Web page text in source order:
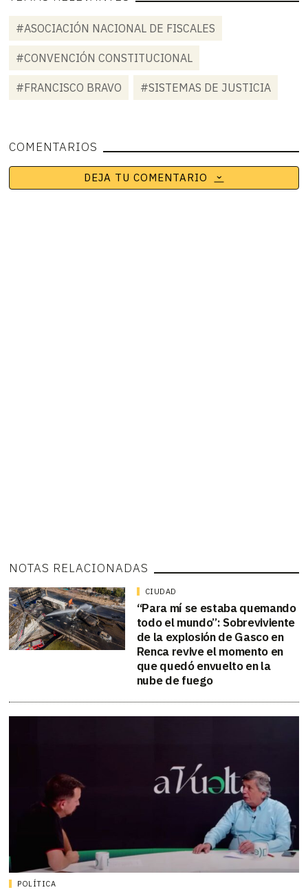
#ASOCIACIÓN NACIONAL DE FISCALES
#CONVENCIÓN CONSTITUCIONAL
#FRANCISCO BRAVO #SISTEMAS DE JUSTICIA
COMENTARIOS
DEJA TU COMENTARIO
NOTAS RELACIONADAS
CIUDAD
“Para mí se estaba quemando
todo el mundo”: Sobreviviente
de la explosión de Gasco en
Renca revive el momento en
que quedó envuelto en la
nube de fuego
POLÍTICA